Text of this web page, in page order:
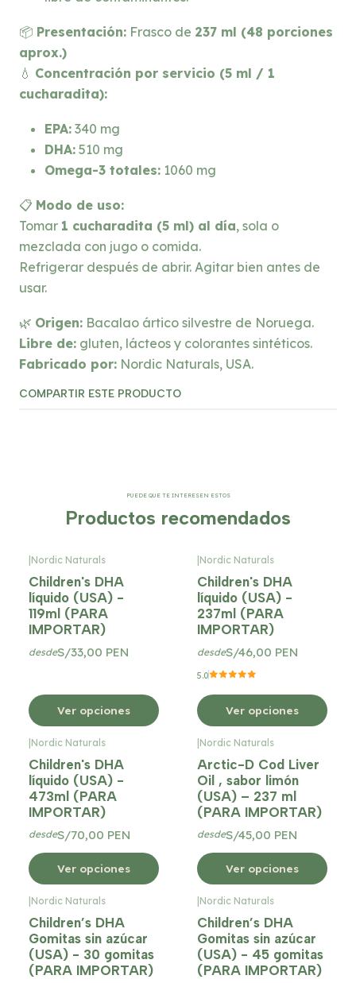
📦 Presentación: Frasco de 237 ml (48 porciones
aprox.)
💧 Concentración por servicio (5 ml / 1
cucharadita):
EPA: 340 mg
DHA: 510 mg
Omega-3 totales: 1060 mg
📋 Modo de uso:
Tomar 1 cucharadita (5 ml) al día, sola o
mezclada con jugo o comida.
Refrigerar después de abrir. Agitar bien antes de
usar.
🌿 Origen: Bacalao ártico silvestre de Noruega.
Libre de: gluten, lácteos y colorantes sintéticos.
Fabricado por: Nordic Naturals, USA.
COMPARTIR ESTE PRODUCTO
PUEDE QUE TE INTERESEN ESTOS
Productos recomendados
Nordic Naturals
Children's DHA
líquido (USA) -
119ml (PARA
IMPORTAR)
desdeS/33,00 PEN
Ver opciones
Nordic Naturals
Children's DHA
líquido (USA) -
237ml (PARA
IMPORTAR)
desdeS/46,00 PEN
5.0
Ver opciones
|Nordic Naturals
Children's DHA
líquido (USA) -
473ml (PARA
IMPORTAR)
desdeS/70,00 PEN
Ver opciones
|Nordic Naturals
Arctic-D Cod Liver
Oil , sabor limón
(USA) – 237 ml
(PARA IMPORTAR)
desdeS/45,00 PEN
Ver opciones
Nordic Naturals
Children’s DHA
Gomitas sin azúcar
(USA) - 30 gomitas
(PARA IMPORTAR)
Nordic Naturals
Children’s DHA
Gomitas sin azúcar
(USA) - 45 gomitas
(PARA IMPORTAR)